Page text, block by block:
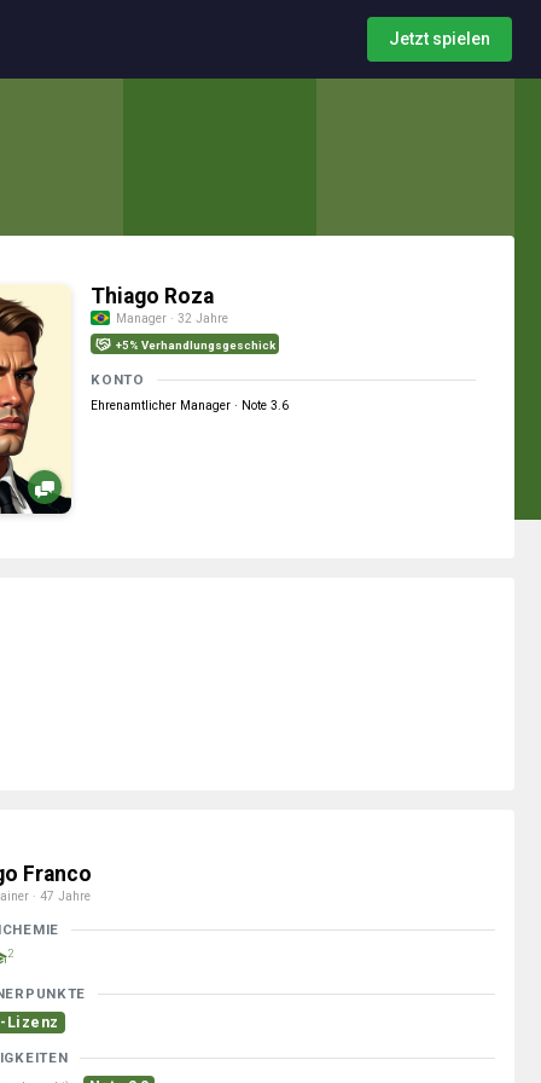
Jetzt spielen
Thiago Roza
Manager · 32 Jahre
+5% Verhandlungsgeschick
KONTO
Ehrenamtlicher Manager · Note 3.6
Franco
· 47 Jahre
2
Lizenz